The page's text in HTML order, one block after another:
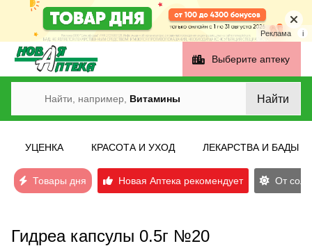
Реклама i
Выберите аптеку
Найти, например, Витамины Найти
УЦЕНКА КРАСОТА И УХОД ЛЕКАРСТВА И БАДЫ
Товары дня Новая Аптека рекомендует От
Гидреа капсулы 0.5г №20